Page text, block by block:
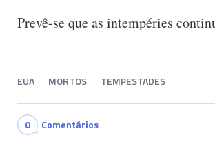
Prevê-se que as intempéries
EUA MORTOS TEMPESTADES
0 Comentários